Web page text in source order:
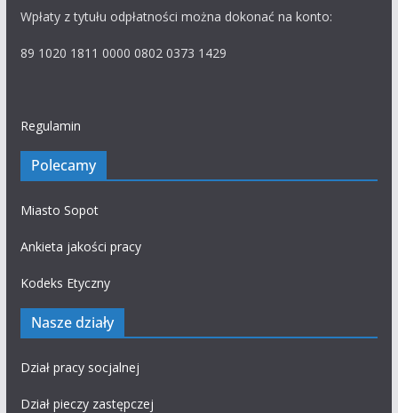
Wpłaty z tytułu odpłatności można dokonać na konto:
89 1020 1811 0000 0802 0373 1429
Regulamin
Polecamy
Miasto Sopot
Ankieta jakości pracy
Kodeks Etyczny
Nasze działy
Dział pracy socjalnej
Dział pieczy zastępczej